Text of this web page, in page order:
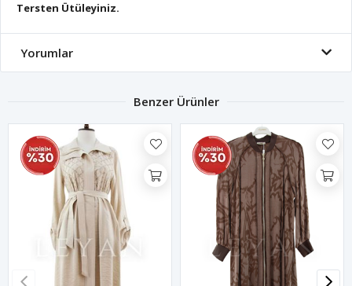
Tersten Ütüleyiniz.
Yorumlar
Benzer Ürünler